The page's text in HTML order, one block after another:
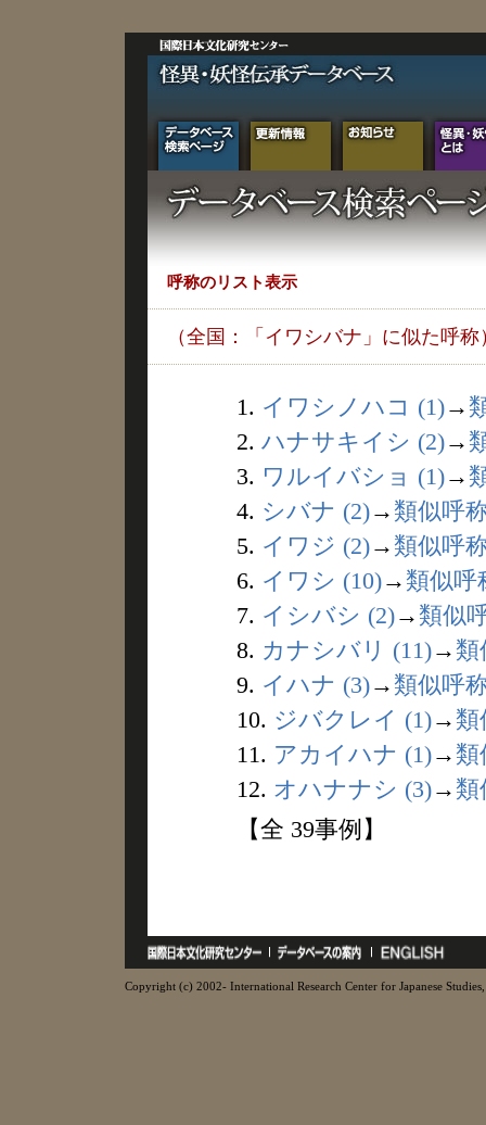
呼称のリスト表示
（全国：「イワシバナ」に似た呼称
1. イワシノハコ (1)→
2. ハナサキイシ (2)→
3. ワルイバショ (1)→
4. シバナ (2)→ 類似呼
5. イワジ (2)→ 類似呼
6. イワシ (10)→ 類似呼
7. イシバシ (2)→ 類似
8. カナシバリ (11)→ 類
9. イハナ (3)→ 類似呼
10. ジバクレイ (1)→ 類
11. アカイハナ (1)→ 類
12. オハナナシ (3)→ 類
【全 39事例】
Copyright (c) 2002- International Research Center for Japanese